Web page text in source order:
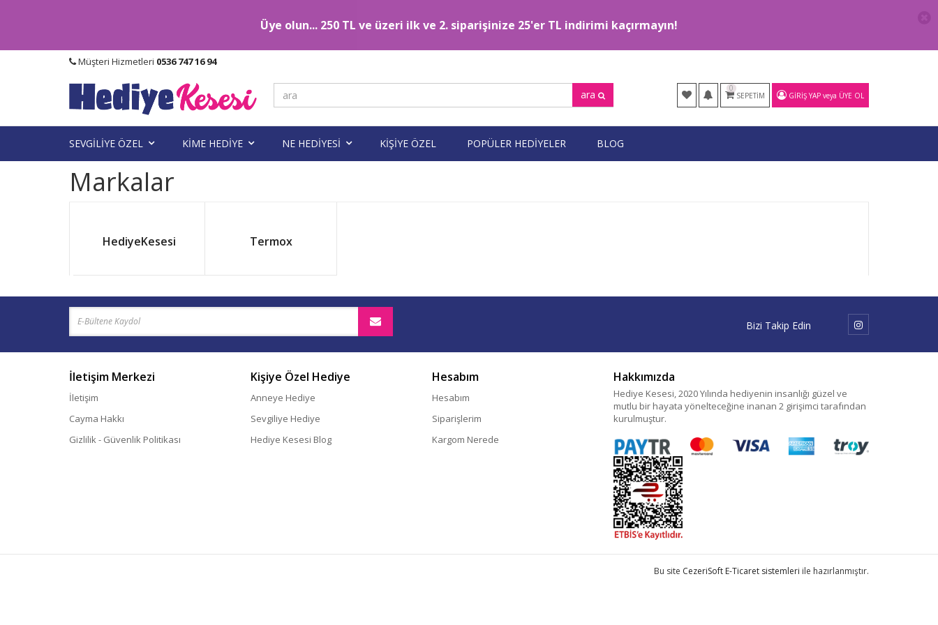
Üye olun... 250 TL ve üzeri ilk ve 2. siparişinize 25'er TL indirimi kaçırmayın!
Müşteri Hizmetleri 0536 747 16 94
0
SEPETIM GIRIŞ YAP veya ÜYE OL
ara
SEVGİLİYE ÖZEL KİME HEDİYE NE HEDİYESİ KİŞİYE ÖZEL POPÜLER HEDİYELER BLOG
Markalar
HediyeKesesi Termox
Bizi Takip Edin
İletişim Merkezi
İletişim
Cayma Hakkı
Gizlilik - Güvenlik Politikası
Kişiye Özel Hediye
Anneye Hediye
Sevgiliye Hediye
Hediye Kesesi Blog
Hesabım
Hesabım
Siparişlerim
Kargom Nerede
Hakkımızda
Hediye Kesesi, 2020 Yılında hediyenin insanlığı güzel ve
mutlu bir hayata yönelteceğine inanan 2 girişimci tarafından
kurulmuştur.
Bu site CezeriSoft E-Ticaret sistemleri ile hazırlanmıştır.